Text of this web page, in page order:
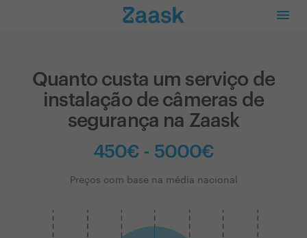
Quanto custa um serviço de
instalação de câmeras de
segurança na Zaask
450€ - 5000€
Preços com base na média nacional